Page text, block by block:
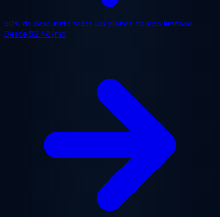
50% de descuento todos los planes, tiempo limitado.
Desde$2.48/mo